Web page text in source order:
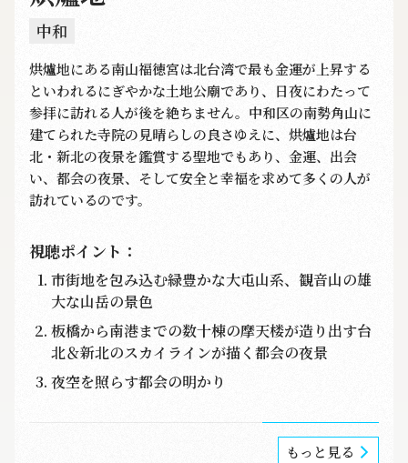
中和
烘爐地にある南山福徳宮は北台湾で最も金運が上昇する
といわれるにぎやかな土地公廟であり、日夜にわたって
参拝に訪れる人が後を絶ちません。中和区の南勢角山に
建てられた寺院の見晴らしの良さゆえに、烘爐地は台
北・新北の夜景を鑑賞する聖地でもあり、金運、出会
い、都会の夜景、そして安全と幸福を求めて多くの人が
訪れているのです。
視聴ポイント：
市街地を包み込む緑豊かな大屯山系、観音山の雄
大な山岳の景色
板橋から南港までの数十棟の摩天楼が造り出す台
北＆新北のスカイラインが描く都会の夜景
夜空を照らす都会の明かり
もっと見る